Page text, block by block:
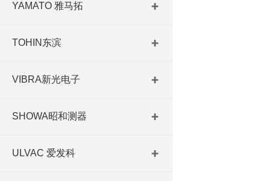
YAMATO 雅马拓
TOHIN东滨
VIBRA新光电子
SHOWA昭和测器
ULVAC 爱发科